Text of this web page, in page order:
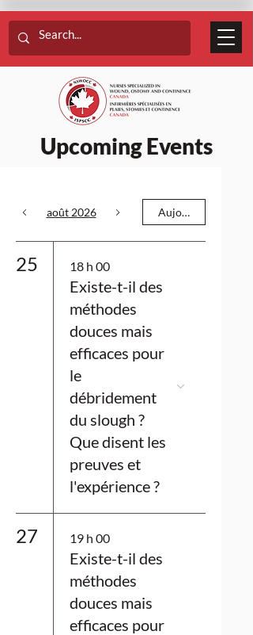
Upcoming Events
août 2026 Aujourd'hui
25 18 h 00
Existe-t-il des
méthodes
douces mais
efficaces pour
le
débridement
du slough ?
Que disent les
preuves et
l'expérience ?
27 19 h 00
Existe-t-il des
méthodes
douces mais
efficaces pour